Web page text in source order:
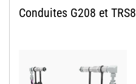
Conduites G208 et TRS8